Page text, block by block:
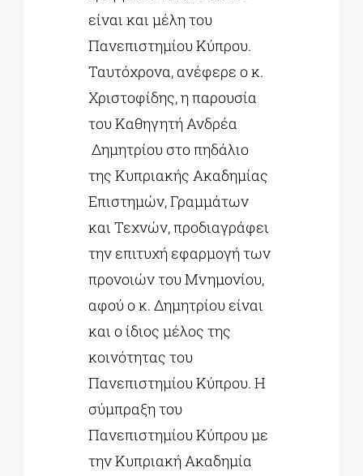
είναι και μέλη του
Πανεπιστημίου Κύπρου.
Ταυτόχρονα, ανέφερε ο κ.
Χριστοφίδης, η παρουσία
του Καθηγητή Ανδρέα
Δημητρίου στο πηδάλιο
της Κυπριακής Ακαδημίας
Επιστημών, Γραμμάτων
και Τεχνών, προδιαγράφει
την επιτυχή εφαρμογή των
προνοιών του Μνημονίου,
αφού ο κ. Δημητρίου είναι
και ο ίδιος μέλος της
κοινότητας του
Πανεπιστημίου Κύπρου. Η
σύμπραξη του
Πανεπιστημίου Κύπρου με
την Κυπριακή Ακαδημία